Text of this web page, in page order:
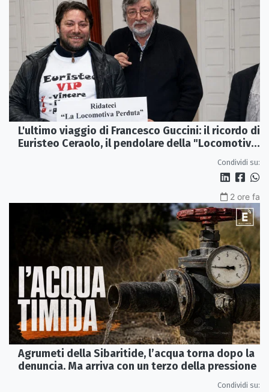
L'ultimo viaggio di Francesco Guccini: il ricordo di
Euristeo Ceraolo, il pendolare della "Locomotiva
Condividi su:
2 ore fa
Agrumeti della Sibaritide, l’acqua torna dopo la
denuncia. Ma arriva con un terzo della pressione
Condividi su: